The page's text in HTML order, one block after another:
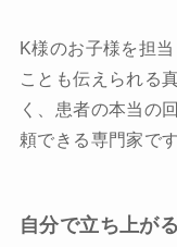
K様のお子様を担
ことも伝えられる
く、患者の本当の
頼できる専門家です
自分で立ち上が